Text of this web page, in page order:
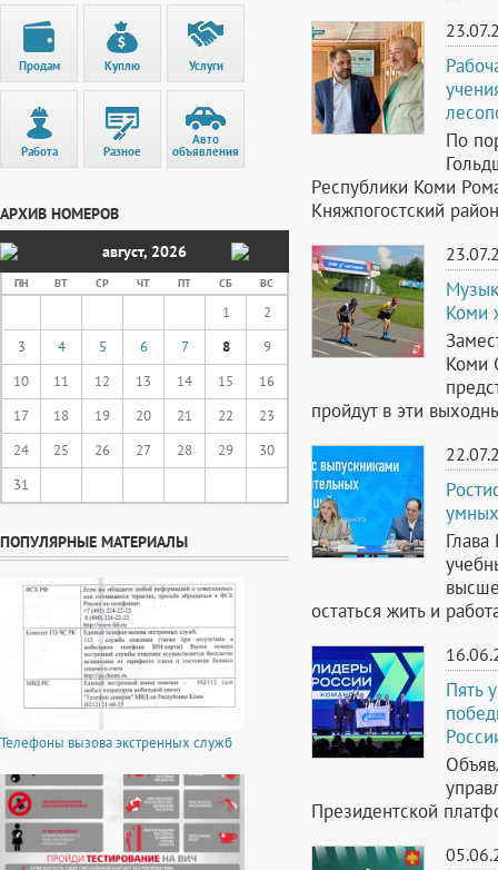
Продам Куплю Услуги
Работа Разное
Авто
объявления
АРХИВ НОМЕРОВ
август, 2026
ПН ВТ СР ЧТ ПТ СБ ВС
1
2
3
4 5 6 7 8
9
10
11 12 13 14 15
16
17
18 19 20 21 22
23
24
25 26 27 28 29
30
31
ПОПУЛЯРНЫЕ МАТЕРИАЛЫ
Телефоны вызова экстренных служб
По
Республики Коми
Княжпогостский
Коми
Коми
пройдут в эти
остаться жить и
Пять
Президентской